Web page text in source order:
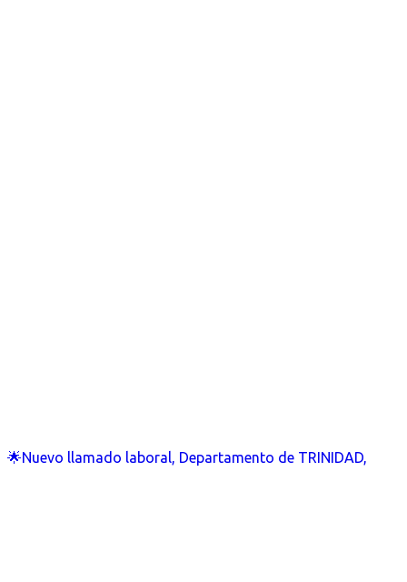
🌟Nuevo llamado laboral, Departamento de TRINIDAD,